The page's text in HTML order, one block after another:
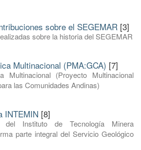
sobre el SEGEMAR [3]
sobre la historia del SEGEMAR
Multinacional (PMA:GCA) [7]
Multinacional (Proyecto Multinacional
las Comunidades Andinas)
INTEMIN [8]
del Instituto de Tecnología Minera
parte integral del Servicio Geológico